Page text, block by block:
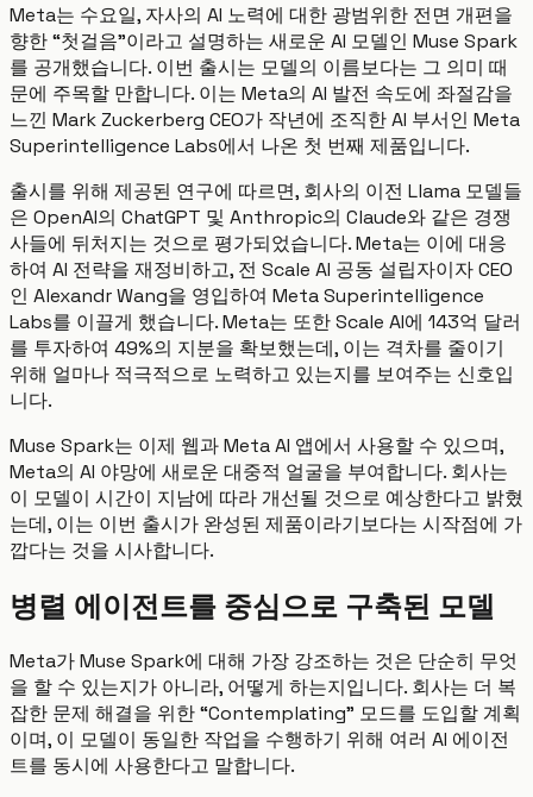
Meta는 수요일, 자사의 AI 노력에 대한 광범위한 전면 개편을
향한 “첫걸음”이라고 설명하는 새로운 AI 모델인 Muse Spark
를 공개했습니다. 이번 출시는 모델의 이름보다는 그 의미 때
문에 주목할 만합니다. 이는 Meta의 AI 발전 속도에 좌절감을
느낀 Mark Zuckerberg CEO가 작년에 조직한 AI 부서인 Meta
Superintelligence Labs에서 나온 첫 번째 제품입니다.
출시를 위해 제공된 연구에 따르면, 회사의 이전 Llama 모델들
은 OpenAI의 ChatGPT 및 Anthropic의 Claude와 같은 경쟁
사들에 뒤처지는 것으로 평가되었습니다. Meta는 이에 대응
하여 AI 전략을 재정비하고, 전 Scale AI 공동 설립자이자 CEO
인 Alexandr Wang을 영입하여 Meta Superintelligence
Labs를 이끌게 했습니다. Meta는 또한 Scale AI에 143억 달러
를 투자하여 49%의 지분을 확보했는데, 이는 격차를 줄이기
위해 얼마나 적극적으로 노력하고 있는지를 보여주는 신호입
니다.
Muse Spark는 이제 웹과 Meta AI 앱에서 사용할 수 있으며,
Meta의 AI 야망에 새로운 대중적 얼굴을 부여합니다. 회사는
이 모델이 시간이 지남에 따라 개선될 것으로 예상한다고 밝혔
는데, 이는 이번 출시가 완성된 제품이라기보다는 시작점에 가
깝다는 것을 시사합니다.
병렬 에이전트를 중심으로 구축된 모델
Meta가 Muse Spark에 대해 가장 강조하는 것은 단순히 무엇
을 할 수 있는지가 아니라, 어떻게 하는지입니다. 회사는 더 복
잡한 문제 해결을 위한 “Contemplating” 모드를 도입할 계획
이며, 이 모델이 동일한 작업을 수행하기 위해 여러 AI 에이전
트를 동시에 사용한다고 말합니다.